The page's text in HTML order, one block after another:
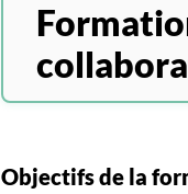
Objectifs de la